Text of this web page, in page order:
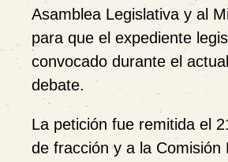
Asamblea Legislativa y al
para que el expediente
convocado durante el
debate.
La petición fue remitida el
de fracción y a la Comisión